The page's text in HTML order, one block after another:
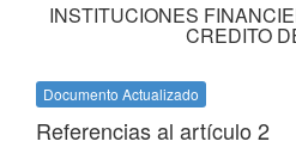
INSTITUCIONES
CREDITO
Documento Actualizado
Referencias al artículo 2